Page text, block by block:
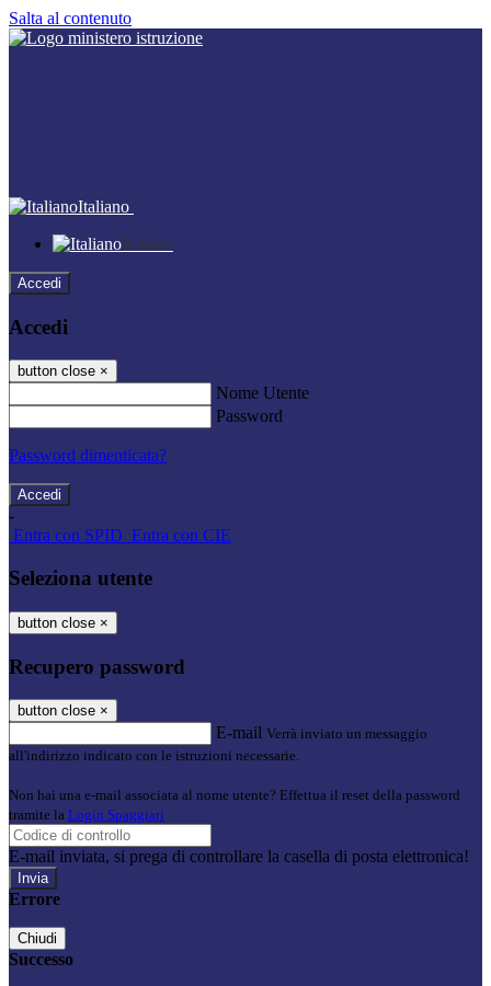
Salta al contenuto
Italiano
Italiano
Accedi
Accedi
button close ×
Nome Utente
Password
Password dimenticata?
-
Entra con SPID Entra con CIE
Seleziona utente
button close ×
Recupero password
button close ×
E-mail Verrà inviato un messaggio
all'indirizzo indicato con le istruzioni necessarie.
Non hai una e-mail associata al nome utente? Effettua il reset della password
tramite la Login Spaggiari
E-mail inviata, si prega di controllare la casella di posta elettronica!
Errore
Chiudi
Successo